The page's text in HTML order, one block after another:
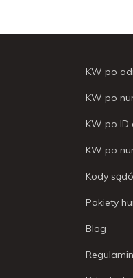
KW po
KW po
KW po ID
KW po
Kody
Pakiety
Blog
Regulamin